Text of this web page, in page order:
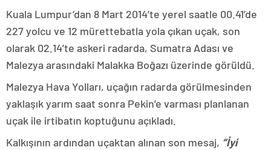
Kuala Lumpur’dan 8 Mart 2014’te yerel saatle 00.41’de
227 yolcu ve 12 mürettebatla yola çıkan uçak, son
olarak 02.14’te askeri radarda, Sumatra Adası ve
Malezya arasındaki Malakka Boğazı üzerinde görüldü.
Malezya Hava Yolları, uçağın radarda görülmesinden
yaklaşık yarım saat sonra Pekin’e varması planlanan
uçak ile irtibatın koptuğunu açıkladı.
Kalkışının ardından uçaktan alınan son mesaj, “İyi